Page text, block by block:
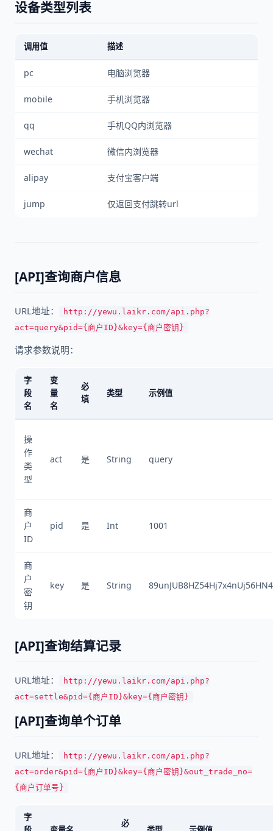
设备类型列表
调用值 描述
pc 电脑浏览器
mobile 手机浏览器
qq 手机QQ内浏览器
wechat 微信内浏览器
alipay 支付宝客户端
jump 仅返回支付跳转url
[API]查询商户信息
URL地址：
http://yewu.laikr.com/api.php?
act=query&pid={商户ID}&key={商户密钥}
请求参数说明：
字
段
名
变
量
名
必
填
类型 示例值
操
作
类
型
act 是 String query
商
户
ID
pid 是 Int 1001
商
户
密
钥
key 是 String
[API]查询结算记录
URL地址：
http://yewu.laikr.com/api.php?
act=settle&pid={商户ID}&key={商户密钥}
[API]查询单个订单
URL地址：
http://yewu.laikr.com/api.php?
act=order&pid={商户ID}&key={商户密钥}&out_trade_no=
{商户订单号}
字
必